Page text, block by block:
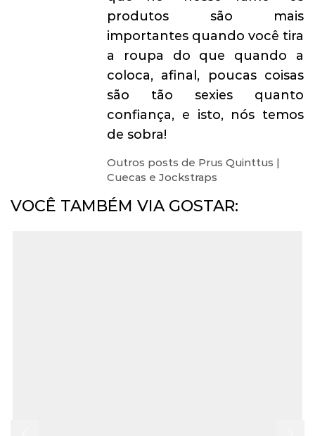
produtos são mais
importantes quando você tira
a roupa do que quando a
coloca, afinal, poucas coisas
são tão sexies quanto
confiança, e isto, nós temos
de sobra!
Outros posts de Prus Quinttus |
Cuecas e Jockstraps
VOCÊ TAMBÉM VIA GOSTAR: